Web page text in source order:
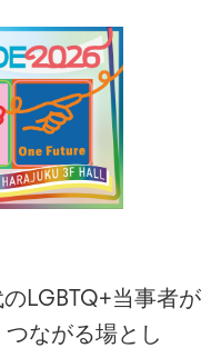
LGBTQ+当事者が
ながる場とし